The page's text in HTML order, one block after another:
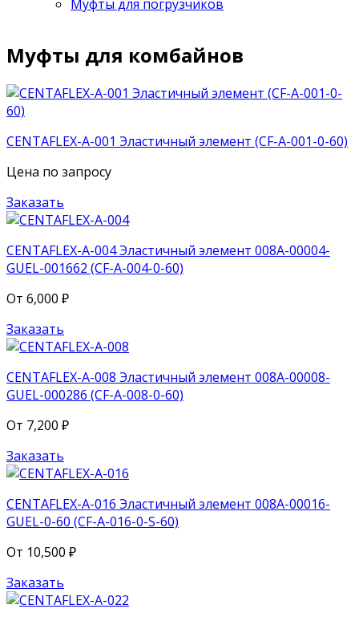
Муфты для погрузчиков
Муфты для комбайнов
CENTAFLEX-A-001 Эластичный элемент (CF-A-001-0-60)
Цена по запросу
Заказать
CENTAFLEX-A-004 Эластичный элемент 008A-00004-
GUEL-001662 (CF-A-004-0-60)
От 6,000 ₽
Заказать
CENTAFLEX-A-008 Эластичный элемент 008A-00008-
GUEL-000286 (CF-A-008-0-60)
От 7,200 ₽
Заказать
CENTAFLEX-A-016 Эластичный элемент 008A-00016-
GUEL-0-60 (CF-A-016-0-S-60)
От 10,500 ₽
Заказать